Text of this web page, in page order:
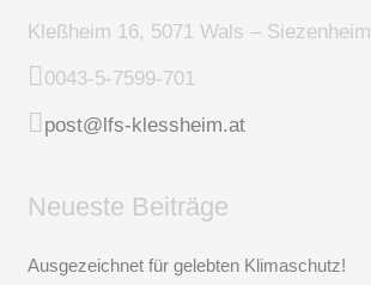
Kleßheim 16, 5071 Wals – Siezenheim
0043-5-7599-701
post@lfs-klessheim.at
Neueste Beiträge
Ausgezeichnet für gelebten Klimaschutz!